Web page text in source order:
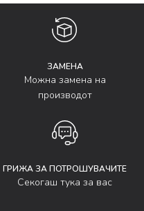
ЗАМЕНА
Можна замена на
производот
ГРИЖА ЗА ПОТРОШУВАЧИТЕ
Секогаш тука за вас